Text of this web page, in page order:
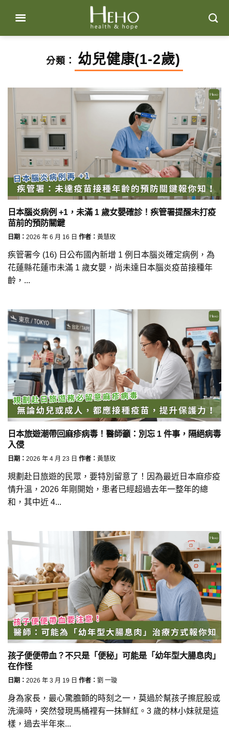
content
分類： 幼兒健康(1-2歲)
日本腦炎病例 +1，未滿 1 歲女嬰確診！疾管署提醒未打疫
苗前的預防關鍵
日期： 2026 年 6 月 16 日 作者： 黃慧玫
疾管署今 (16) 日公布國內新增 1 例日本腦炎確定病例，為
花蓮縣花蓮市未滿 1 歲女嬰，尚未達日本腦炎疫苗接種年
齡，...
日本旅遊潮帶回麻疹病毒！醫師籲：別忘 1 件事，隔絕病毒
入侵
日期： 2026 年 4 月 23 日 作者： 黃慧玫
規劃赴日旅遊的民眾，要特別留意了！因為最近日本麻疹疫
情升溫，2026 年剛開始，患者已經超過去年一整年的總
和，其中近 4...
孩子便便帶血？不只是「便秘」可能是「幼年型大腸息肉」
在作怪
日期： 2026 年 3 月 19 日 作者： 劉 一璇
身為家長，最心驚膽顫的時刻之一，莫過於幫孩子擦屁股或
洗澡時，突然發現馬桶裡有一抹鮮紅。3 歲的林小妹就是這
樣，過去半年來...